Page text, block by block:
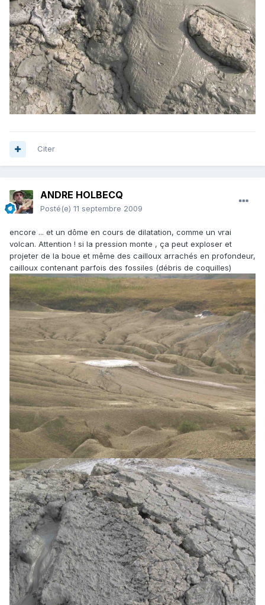
Citer
ANDRE HOLBECQ
Posté(e) 11 septembre 2009
encore ... et un dôme en cours de dilatation, comme un vrai
volcan. Attention ! si la pression monte , ça peut exploser et
projeter de la boue et même des cailloux arrachés en profondeur,
cailloux contenant parfois des fossiles (débris de coquilles)